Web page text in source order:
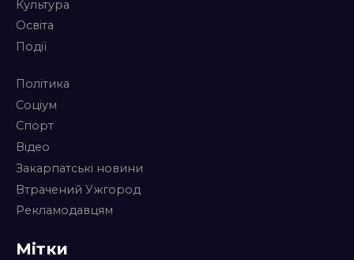
Культура
Освіта
Події
Політика
Соціум
Спорт
Відео
Закарпатські новини
Втрачений Ужгород
Рекламодавцям
Мітки